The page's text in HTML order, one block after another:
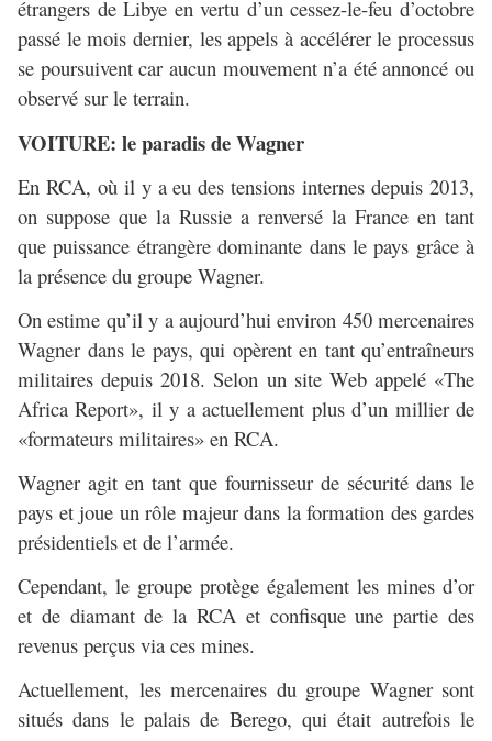
étrangers de Libye en vertu d’un cessez-le-feu d’octobre
passé le mois dernier, les appels à accélérer le processus
se poursuivent car aucun mouvement n’a été annoncé ou
observé sur le terrain.
VOITURE: le paradis de Wagner
En RCA, où il y a eu des tensions internes depuis 2013,
on suppose que la Russie a renversé la France en tant
que puissance étrangère dominante dans le pays grâce à
la présence du groupe Wagner.
On estime qu’il y a aujourd’hui environ 450 mercenaires
Wagner dans le pays, qui opèrent en tant qu’entraîneurs
militaires depuis 2018. Selon un site Web appelé «The
Africa Report», il y a actuellement plus d’un millier de
«formateurs militaires» en RCA.
Wagner agit en tant que fournisseur de sécurité dans le
pays et joue un rôle majeur dans la formation des gardes
présidentiels et de l’armée.
Cependant, le groupe protège également les mines d’or
et de diamant de la RCA et confisque une partie des
revenus perçus via ces mines.
Actuellement, les mercenaires du groupe Wagner sont
situés dans le palais de Berego, qui était autrefois le